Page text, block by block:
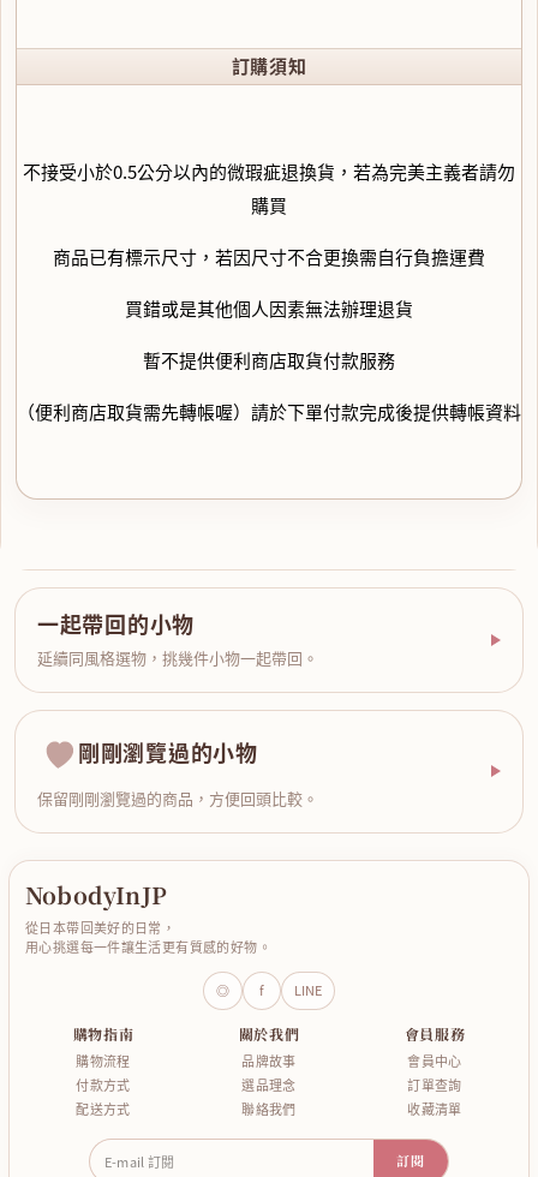
訂購須知
不接受小於0.5公分以內的微瑕疵退換貨，若為完美主義者請勿
購買
商品已有標示尺寸，若因尺寸不合更換需自行負擔運費
買錯或是其他個人因素無法辦理退貨
暫不提供便利商店取貨付款服務
（便利商店取貨需先轉帳喔）請於下單付款完成後提供轉帳資料
一起帶回的小物
延續同風格選物，挑幾件小物一起帶回。
剛剛瀏覽過的小物
保留剛剛瀏覽過的商品，方便回頭比較。
NobodyInJP
從日本帶回美好的日常，
用心挑選每一件讓生活更有質感的好物。
◎ f LINE
購物指南
購物流程
付款方式
配送方式
關於我們
品牌故事
選品理念
聯絡我們
會員服務
會員中心
訂單查詢
收藏清單
E-mail 訂閱 訂閱